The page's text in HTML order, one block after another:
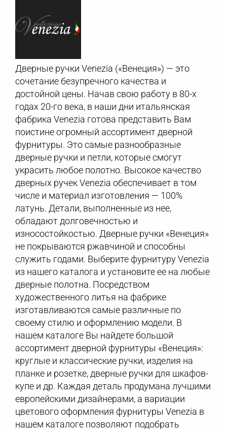
Дверные ручки Venezia («Венеция») — это
сочетание безупречного качества и
достойной цены. Начав свою работу в 80-х
годах 20-го века, в наши дни итальянская
фабрика Venezia готова представить Вам
поистине огромный ассортимент дверной
фурнитуры. Это самые разнообразные
дверные ручки и петли, которые смогут
украсить любое полотно. Высокое качество
дверных ручек Venezia обеспечивает в том
числе и материал изготовления — 100%
латунь. Детали, выполненные из нее,
обладают долговечностью и
износостойкостью. Дверные ручки «Венеция»
не покрываются ржавчиной и способны
служить годами. Выберите фурнитуру Venezia
из нашего каталога и установите ее на любые
дверные полотна. Посредством
художественного литья на фабрике
изготавливаются самые различные по
своему стилю и оформлению модели. В
нашем каталоге Вы найдете большой
ассортимент дверной фурнитуры «Венеция»:
круглые и классические ручки, изделия на
планке и розетке, дверные ручки для шкафов-
купе и др. Каждая деталь продумана лучшими
европейскими дизайнерами, а вариации
цветового оформления фурнитуры Venezia в
нашем каталоге позволяют подобрать